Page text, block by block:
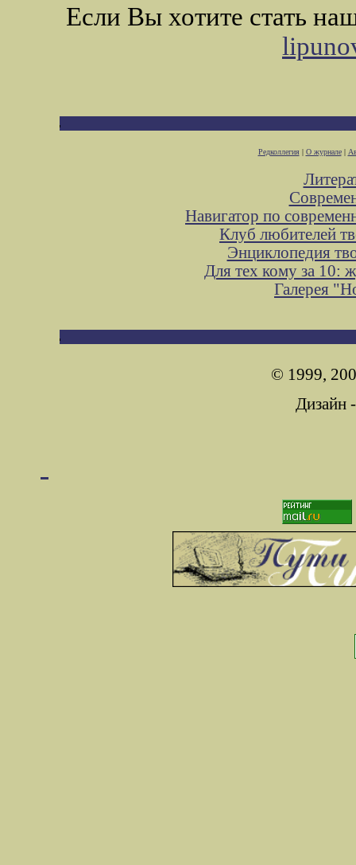
Если Вы хотите стать
Редколлегия| О журнале|
Навигатор по
Клуб любителей
Энциклопедия
Для тех кому за 10:
Галерея
© 1999,
Дизайн